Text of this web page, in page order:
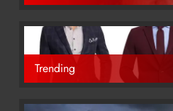
Trending